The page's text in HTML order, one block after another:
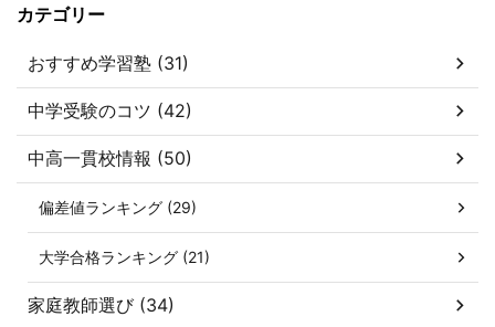
カテゴリー
おすすめ学習塾 (31)
中学受験のコツ (42)
中高一貫校情報 (50)
偏差値ランキング (29)
大学合格ランキング (21)
家庭教師選び (34)